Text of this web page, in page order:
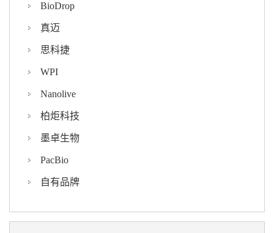
BioDrop
真迈
思科捷
WPI
Nanolive
柏炬科技
墨卓生物
PacBio
自有品牌